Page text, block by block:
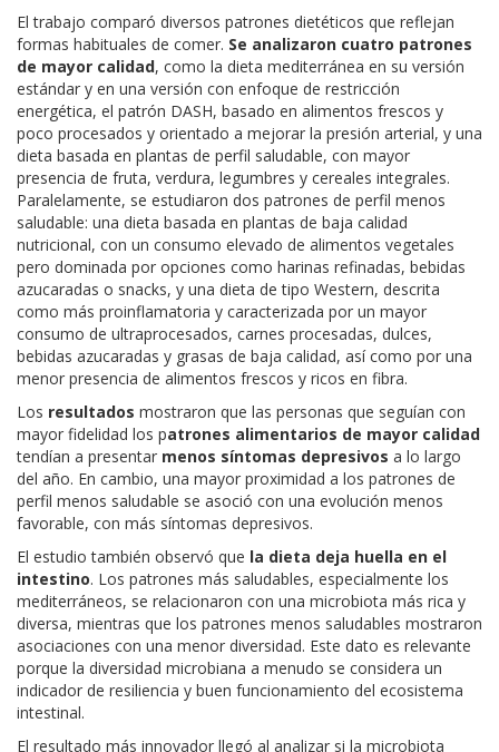
El trabajo comparó diversos patrones dietéticos que reflejan
formas habituales de comer. Se analizaron cuatro patrones
de mayor calidad, como la dieta mediterránea en su versión
estándar y en una versión con enfoque de restricción
energética, el patrón DASH, basado en alimentos frescos y
poco procesados y orientado a mejorar la presión arterial, y una
dieta basada en plantas de perfil saludable, con mayor
presencia de fruta, verdura, legumbres y cereales integrales.
Paralelamente, se estudiaron dos patrones de perfil menos
saludable: una dieta basada en plantas de baja calidad
nutricional, con un consumo elevado de alimentos vegetales
pero dominada por opciones como harinas refinadas, bebidas
azucaradas o snacks, y una dieta de tipo Western, descrita
como más proinflamatoria y caracterizada por un mayor
consumo de ultraprocesados, carnes procesadas, dulces,
bebidas azucaradas y grasas de baja calidad, así como por una
menor presencia de alimentos frescos y ricos en fibra.
Los resultados mostraron que las personas que seguían con
mayor fidelidad los patrones alimentarios de mayor calidad
tendían a presentar menos síntomas depresivos a lo largo
del año. En cambio, una mayor proximidad a los patrones de
perfil menos saludable se asoció con una evolución menos
favorable, con más síntomas depresivos.
El estudio también observó que la dieta deja huella en el
intestino. Los patrones más saludables, especialmente los
mediterráneos, se relacionaron con una microbiota más rica y
diversa, mientras que los patrones menos saludables mostraron
asociaciones con una menor diversidad. Este dato es relevante
porque la diversidad microbiana a menudo se considera un
indicador de resiliencia y buen funcionamiento del ecosistema
intestinal.
El resultado más innovador llegó al analizar si la microbiota